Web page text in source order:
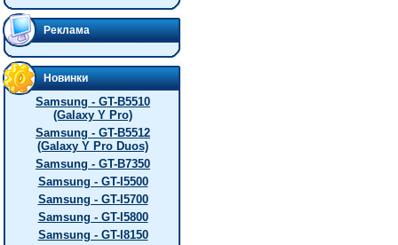
Реклама
Новинки
Samsung - GT-B5510
(Galaxy Y Pro)
Samsung - GT-B5512
(Galaxy Y Pro Duos)
Samsung - GT-B7350
Samsung - GT-I5500
Samsung - GT-I5700
Samsung - GT-I5800
Samsung - GT-I8150